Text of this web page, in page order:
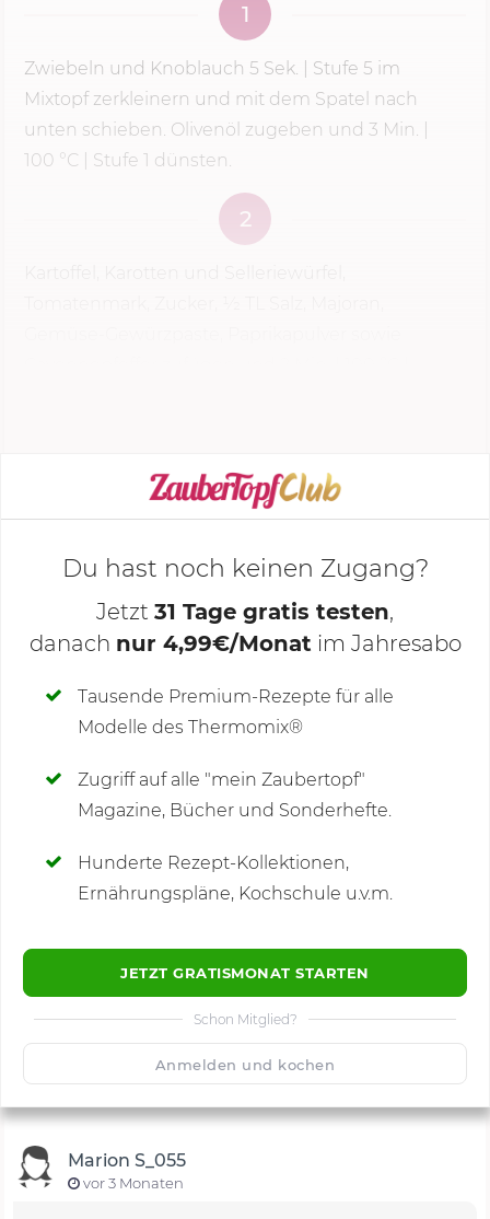
1
Zwiebeln und Knoblauch 5 Sek. Stufe 5 im
Mixtopf zerkleinern und mit dem Spatel nach
unten schieben. Olivenöl zugeben und 3 Min.
100 °C | Stufe 1 dünsten.
2
KOCHMODUS STARTEN
Deine Notizen
Du hast noch keinen Zugang?
Jetzt 31 Tage gratis testen,
danach nur 4,99€/Monat im Jahresabo
Tausende Premium-Rezepte für alle
Modelle des Thermomix®
Zugriff auf alle "mein Zaubertopf"
Magazine, Bücher und Sonderhefte.
Hunderte Rezept-Kollektionen,
Ernährungspläne, Kochschule u.v.m.
JETZT GRATISMONAT STARTEN
Schon Mitglied?
Anmelden und kochen
Kommentare(64)
🙂 1500 Speichern
Marion S_055
vor 3 Monaten